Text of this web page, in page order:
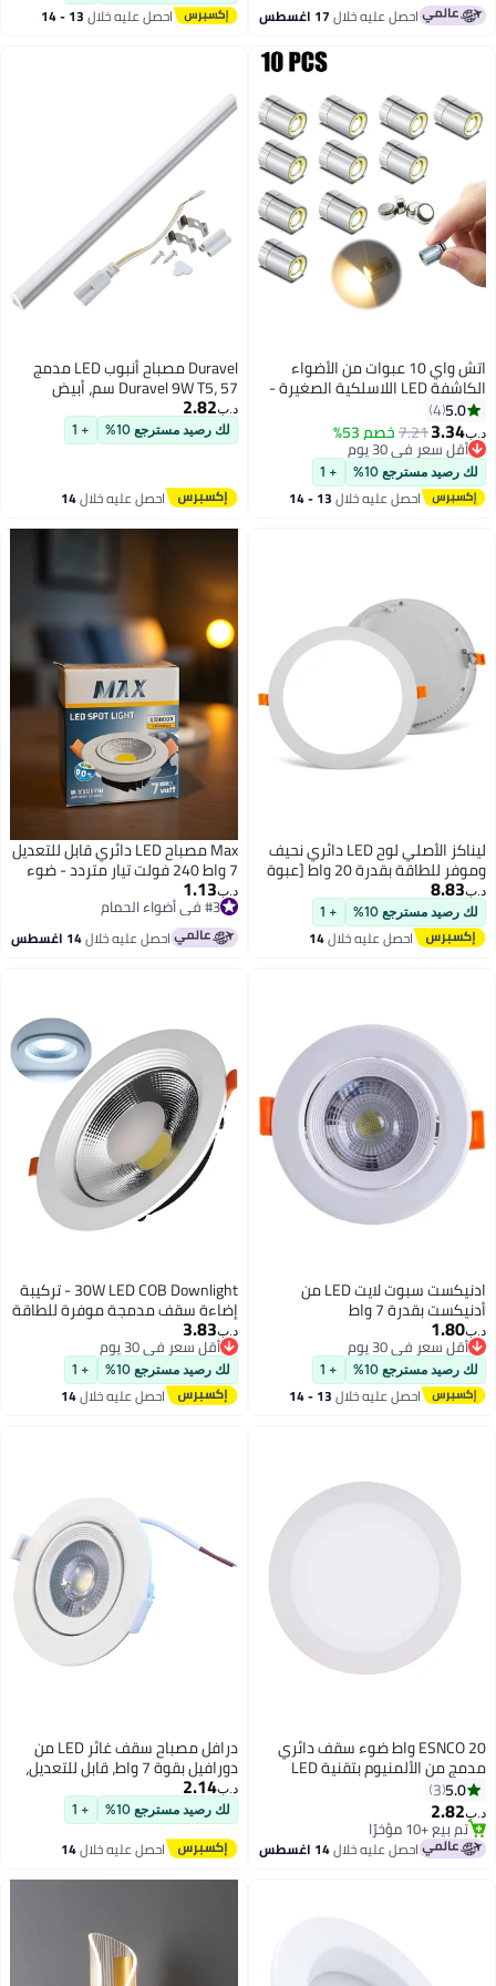
مونولايت مدمجاحصل عليه خلال17 اغسطس الزينة 4 لمبات نموذج كوب شفط،
حامل عرضاحصل عليه خلال 13 - 14
اتش واي 10 عبوات من الأضواء
الكاشفة LED اللاسلكية الصغيرة -
أضواء مصغرة لاسلكية بيضاء دافئة
تعمل بالبطارية للفن وعرض
(أبيض دافئ)
5.0
4
د.ب‏3.34
7.21خصم 53%
أقل سعر في 30 يوم
أقل سعر في 30 يوم
لك رصيد مسترجع 10% + 1
احصل عليه خلال 13 - 14
Duravel مصباح أنبوب LED مدمج
Duravel 9W T5، 57 سم، أبيض
د.ب‏2.82
لك رصيد مسترجع 10% + 1
احصل عليه خلال14
ليناكز الأصلي لوح LED دائري نحيف
وموفر للطاقة بقدرة 20 واط [عبوة
من قطعتين] - هيكل ألومنيوم
للتركيب الغائر (اللون: أبيض، القطر:
20 سم، درجة اللون: أبيض دافئ)
د.ب‏8.83
لك رصيد مسترجع 10% + 1
احصل عليه خلال14
Max مصباح LED دائري قابل للتعديل
7 واط 240 فولت تيار متردد - ضوء
للاستخدام الداخلي في المنزل
والمكتب
د.ب‏1.13
#3 في أضواء الحمام
#3 في أضواء الحمام
احصل عليه خلال14 اغسطس
ادنيكست سبوت لايت LED من
أدنيكست بقدرة 7 واط
د.ب‏1.80
أقل سعر في 30 يوم
أقل سعر في 30 يوم
لك رصيد مسترجع 10% + 1
احصل عليه خلال 13 - 14
30W LED COB Downlight - تركيبة
إضاءة سقف مدمجة موفرة للطاقة
(6500K)د.ب‏3.83
أقل سعر في 30 يوم
أقل سعر في 30 يوم
لك رصيد مسترجع 10% + 1
احصل عليه خلال14
ESNCO 20 واط ضوء سقف دائري
مدمج من الألمنيوم بتقنية LED
دافئ أبيض 3000 كيلفن موفر
(حجم الثقب/القطع Φ 20.5-21.5
سم)
5.0
3
د.ب‏2.82
تم بيع +10 مؤخرًا
تم بيع +10 مؤخرًااحصل عليه خلال14 اغسطس
درافل مصباح سقف غائر LED من
دورافيل بقوة 7 واط، قابل للتعديل،
أبيض
د.ب‏2.14
لك رصيد مسترجع 10% + 1
احصل عليه خلال14